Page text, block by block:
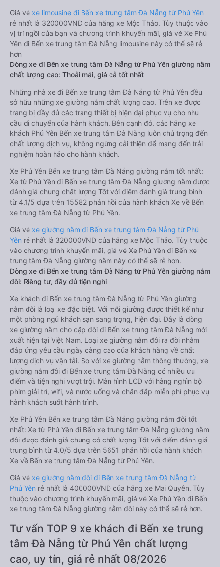
Giá vé xe limousine đi Bến xe trung tâm Đà Nẵng từ Phú Yên
rẻ nhất là 320000VND của hãng xe Mộc Thảo. Tùy thuộc vào
vị trí ngồi của bạn và chương trình khuyến mãi, giá vé Xe Phú
Yên đi Bến xe trung tâm Đà Nẵng limousine này có thể sẽ rẻ
hơn
Dòng xe đi Bến xe trung tâm Đà Nẵng từ Phú Yên giường nằm
chất lượng cao: Thoải mái, giá cả tốt nhất
Những nhà xe đi Bến xe trung tâm Đà Nẵng từ Phú Yên đều
sở hữu những xe giường nằm chất lượng cao. Trên xe được
trang bị đầy đủ các trang thiết bị hiện đại phục vụ cho nhu
cầu di chuyển của hành khách. Bên cạnh đó, các hãng xe
khách Phú Yên Bến xe trung tâm Đà Nẵng luôn chú trọng đến
chất lượng dịch vụ, không ngừng cải thiện để mang đến trải
nghiệm hoàn hảo cho hành khách.
Xe Phú Yên Bến xe trung tâm Đà Nẵng giường nằm tốt nhất:
Xe từ Phú Yên đi Bến xe trung tâm Đà Nẵng giường nằm được
đánh giá chung chất lượng Tốt với điểm đánh giá trung bình
từ 4.1/5 dựa trên 15582 phản hồi của hành khách Xe về Bến
xe trung tâm Đà Nẵng từ Phú Yên.
Giá vé xe giường nằm đi Bến xe trung tâm Đà Nẵng từ Phú
Yên rẻ nhất là 320000VND của hãng xe Mộc Thảo. Tùy thuộc
vào chương trình khuyến mãi, giá vé Xe Phú Yên đi Bến xe
trung tâm Đà Nẵng giường nằm này có thể sẽ rẻ hơn.
Dòng xe đi Bến xe trung tâm Đà Nẵng từ Phú Yên giường nằm
đôi: Riêng tư, đầy đủ tiện nghi
Xe khách đi Bến xe trung tâm Đà Nẵng từ Phú Yên giường
nằm đôi là loại xe đặc biệt. Với mỗi giường được thiết kế như
một phòng ngủ khách sạn sang trọng, hiện đại. Đây là dòng
xe giường nằm cho cặp đôi đi Bến xe trung tâm Đà Nẵng mới
xuất hiện tại Việt Nam. Loại xe giường nằm đôi ra đời nhằm
đáp ứng yêu cầu ngày càng cao của khách hàng về chất
lượng dịch vụ vận tải. So với xe giường nằm thông thường, xe
giường nằm đôi đi Bến xe trung tâm Đà Nẵng có nhiều ưu
điểm và tiện nghi vượt trội. Màn hình LCD với hàng nghìn bộ
phim giải trí, wifi, và nước uống và chăn đắp miễn phí phục vụ
hành khách suốt hành trình.
Xe Phú Yên Bến xe trung tâm Đà Nẵng giường nằm đôi tốt
nhất: Xe từ Phú Yên đi Bến xe trung tâm Đà Nẵng giường nằm
đôi được đánh giá chung có chất lượng Tốt với điểm đánh giá
trung bình từ 4.0/5 dựa trên 5651 phản hồi của hành khách
Xe về Bến xe trung tâm Đà Nẵng từ Phú Yên.
Giá vé xe giường nằm đôi đi Bến xe trung tâm Đà Nẵng từ
Phú Yên rẻ nhất là 400000VND của hãng xe Mai Quyên. Tùy
thuộc vào chương trình khuyến mãi, giá vé Xe Phú Yên đi Bến
xe trung tâm Đà Nẵng giường nằm đôi này có thể sẽ rẻ hơn.
Tư vấn TOP 9 xe khách đi Bến xe trung
tâm Đà Nẵng từ Phú Yên chất lượng
cao, uy tín, giá rẻ nhất 08/2026